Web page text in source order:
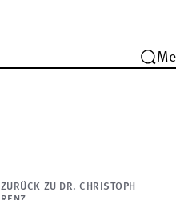
ZURÜCK ZU DR. CHRISTOPH